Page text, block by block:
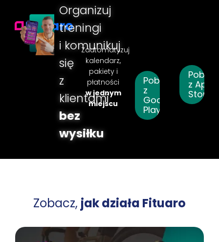
Organizuj
treningi
i komunikuj
się
z
klientami
bez
wysiłku
Zautomatyzuj
kalendarz,
pakiety i
płatności
w jednym
miejscu
Pobierz
z
Google
Play
z App
Store
Zobacz, jak działa Fituaro